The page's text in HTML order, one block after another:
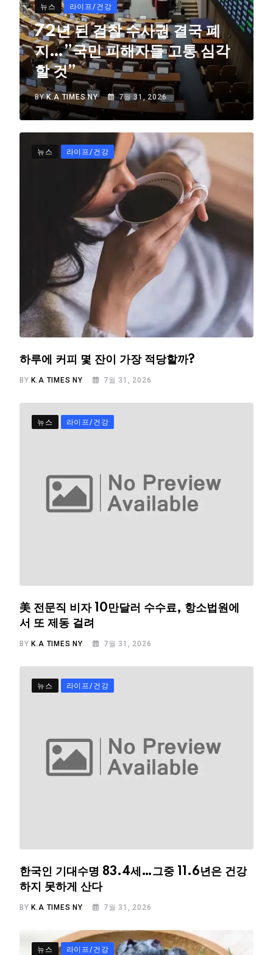
뉴스 라이프/건강
72년 된 검찰 수사권 결국 폐
지…”국민 피해자들 고통 심각
할 것”
BYK.A TIMES NY 7월 31, 2026
뉴스 라이프/건강
하루에 커피 몇 잔이 가장 적당할까?
BYK.A TIMES NY 7월 31, 2026
뉴스 라이프/건강
美 전문직 비자 10만달러 수수료, 항소법원에
서 또 제동 걸려
BY K.A TIMES NY 7월 31, 2026
뉴스 라이프/건강
한국인 기대수명 83.4세…그중 11.6년은 건강
하지 못하게 산다
BY K.A TIMES NY 7월 31, 2026
뉴스 라이프/건강